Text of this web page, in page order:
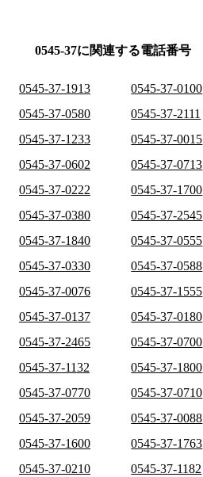
0545-37に関連する電話番号
0545-37-1913 0545-37-0100
0545-37-0580
0545-37-2111
0545-37-1233
0545-37-0015
0545-37-0602
0545-37-0713
0545-37-0222
0545-37-1700
0545-37-0380
0545-37-2545
0545-37-1840
0545-37-0555
0545-37-0330
0545-37-0588
0545-37-0076
0545-37-1555
0545-37-0137
0545-37-0180
0545-37-2465
0545-37-0700
0545-37-1132
0545-37-1800
0545-37-0770
0545-37-0710
0545-37-2059
0545-37-0088
0545-37-1600
0545-37-1763
0545-37-0210
0545-37-1182